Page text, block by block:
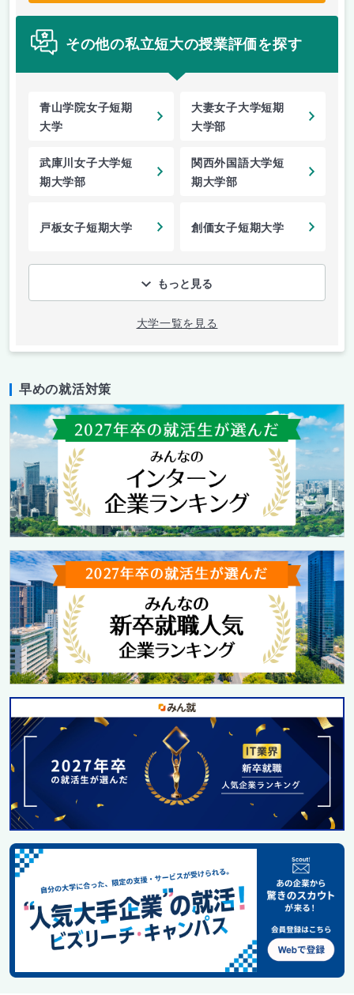
その他の私立短大の授業評価を探す
青山学院女子短期
大学
大妻女子大学短期
大学部
武庫川女子大学短
期大学部
関西外国語大学短
期大学部
戸板女子短期大学 創価女子短期大学
もっと見る
大学一覧を見る
早めの就活対策